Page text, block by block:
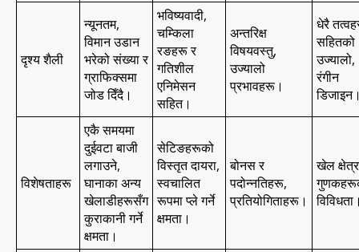
दृश्य शैली
न्यूनतम,
विमान उडान
भरेको संख्या र
ग्राफिक्समा
जोड दिँदै।
भविष्यवादी,
चम्किला
रङहरू र
गतिशील
एनिमेसन
सहित।
अन्तरिक्ष
विषयवस्तु,
उज्यालो
प्रभावहरू।
धेरै
सहितको
उज्यालो,
रंगीन
विशेषताहरू
एकै समयमा
दुईवटा बाजी
लगाउने,
घानाका अन्य
खेलाडीहरूसँग
कुराकानी गर्ने
क्षमता।
सेटिङहरूको
विस्तृत दायरा,
स्वचालित
रूपमा प्ले गर्ने
क्षमता।
बोनस र
पदोन्नतिहरू,
प्रतियोगिताहरू।
खेल